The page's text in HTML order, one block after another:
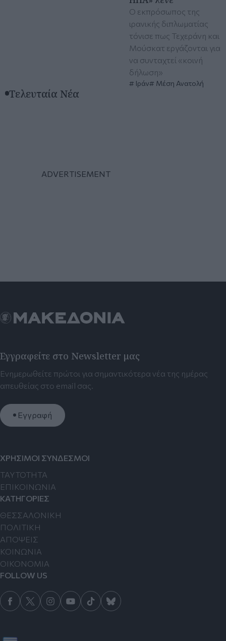
Ο εκπρόσωπος της
ιρανικής διπλωματίας
τόνισε πως Τεχεράνη και
Μούσκατ εργάζονται για
να συνταχτεί «κοινή
δήλωση»
Ιράν Μέση Ανατολή
Τελευταία Νέα
Εγγραφείτε στο Newsletter μας
Ενημερωθείτε πρώτοι για σημαντικότερα νέα της ημέρας
απευθείας στο email σας.
Εγγραφή
ΧΡΗΣΙΜΟΙ ΣΥΝΔΕΣΜΟΙ
TAYTOTHTA
ΕΠΙΚΟΙΝΩΝΙΑ
ΚΑΤΗΓΟΡΙΕΣ
ΘΕΣΣΑΛΟΝΙΚΗ
ΠΟΛΙΤΙΚΗ
ΑΠΟΨΕΙΣ
ΚΟΙΝΩΝΙΑ
ΟΙΚΟΝΟΜΙΑ
FOLLOW US